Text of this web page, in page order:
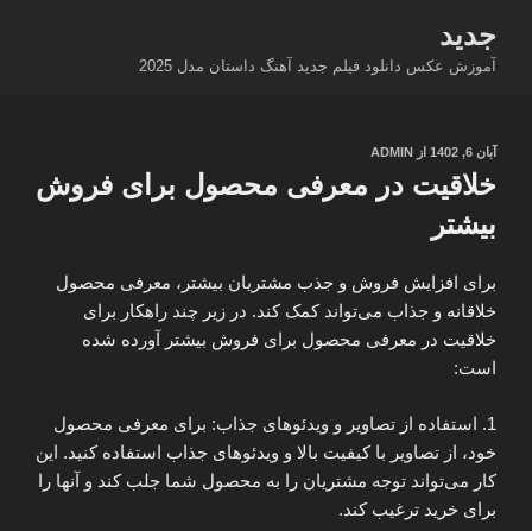
محتوا
جدید
آموزش عکس دانلود فیلم جدید آهنگ داستان مدل 2025
نوشته‌شده
آبان 6, 1402 از ADMIN
خلاقیت در معرفی محصول برای فروش
بیشتر
برای افزایش فروش و جذب مشتریان بیشتر، معرفی محصول
خلاقانه و جذاب می‌تواند کمک کند. در زیر چند راهکار برای
خلاقیت در معرفی محصول برای فروش بیشتر آورده شده
است:
1. استفاده از تصاویر و ویدئوهای جذاب: برای معرفی محصول
خود، از تصاویر با کیفیت بالا و ویدئوهای جذاب استفاده کنید. این
کار می‌تواند توجه مشتریان را به محصول شما جلب کند و آنها را
برای خرید ترغیب کند.